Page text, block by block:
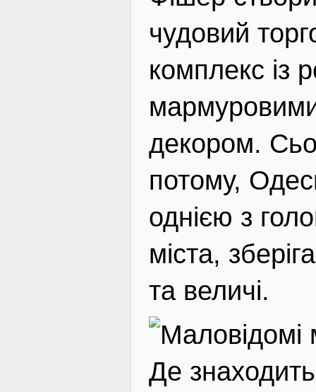
чудовий
комплекс із
декором.
потому,
однією з
міста,
та величі.
Де